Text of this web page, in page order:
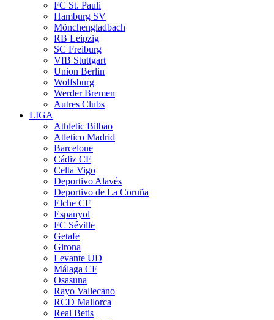
FC St. Pauli
Hamburg SV
Mönchengladbach
RB Leipzig
SC Freiburg
VfB Stuttgart
Union Berlin
Wolfsburg
Werder Bremen
Autres Clubs
LIGA
Athletic Bilbao
Atletico Madrid
Barcelone
Cádiz CF
Celta Vigo
Deportivo Alavés
Deportivo de La Coruña
Elche CF
Espanyol
FC Séville
Getafe
Girona
Levante UD
Málaga CF
Osasuna
Rayo Vallecano
RCD Mallorca
Real Betis